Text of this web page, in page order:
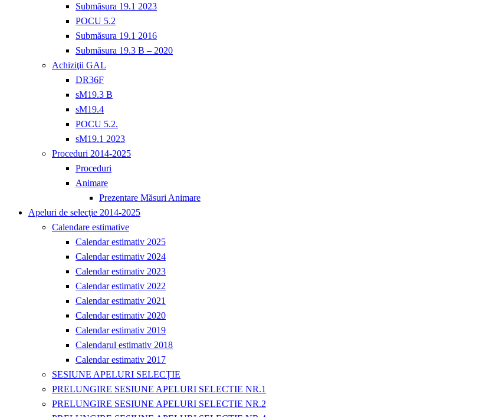
Submăsura 19.1 2023
POCU 5.2
Submăsura 19.1 2016
Submăsura 19.3 B – 2020
Achiziţii GAL
DR36F
sM19.3 B
sM19.4
POCU 5.2.
sM19.1 2023
Proceduri 2014-2025
Proceduri
Animare
Prezentare Măsuri Animare
Apeluri de selecţie 2014-2025
Calendare estimative
Calendar estimativ 2025
Calendar estimativ 2024
Calendar estimativ 2023
Calendar estimativ 2022
Calendar estimativ 2021
Calendar estimativ 2020
Calendar estimativ 2019
Calendarul estimativ 2018
Calendar estimativ 2017
SESIUNE APELURI SELECȚIE
PRELUNGIRE SESIUNE APELURI SELECTIE NR.1
PRELUNGIRE SESIUNE APELURI SELECTIE NR.2